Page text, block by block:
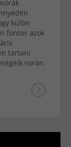
külön
fontos azok
tartani
során.